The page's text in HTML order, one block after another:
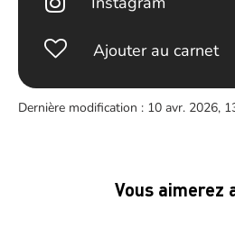
Ajouter au carnet
Dernière modification : 10 avr. 2026,
Vous aimerez